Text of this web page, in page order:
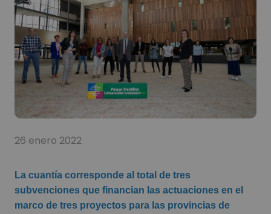
26 enero 2022
La cuantía corresponde al total de tres
subvenciones que financian las actuaciones en el
marco de tres proyectos para las provincias de